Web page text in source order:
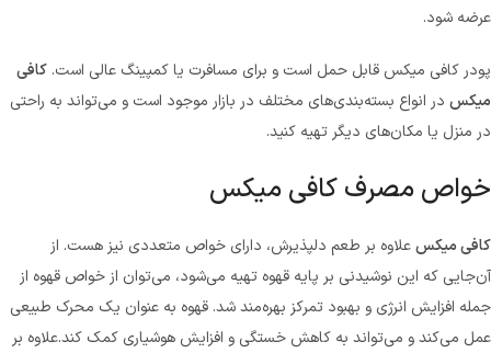
عرضه شود.
پودر کافی میکس قابل حمل است و برای مسافرت یا کمپینگ عالی است. کافی
میکس در انواع بسته‌بندی‌های مختلف در بازار موجود است و می‌تواند به راحتی
در منزل یا مکان‌های دیگر تهیه کنید.
خواص مصرف کافی میکس
کافی میکسعلاوه بر طعم دلپذیرش، دارای خواص متعددی نیز هست. از
آن‌جایی که این نوشیدنی بر پایه قهوه تهیه می‌شود، می‌توان از خواص قهوه از
جمله افزایش انرژی و بهبود تمرکز بهره‌مند شد. قهوه به عنوان یک محرک طبیعی
عمل می‌کند و می‌تواند به کاهش خستگی و افزایش هوشیاری کمک کند.علاوه بر